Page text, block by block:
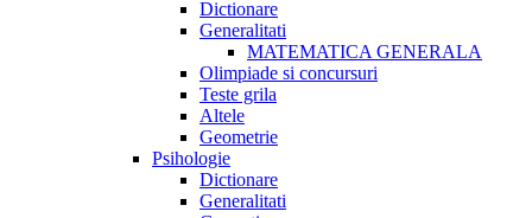
Dictionare
Generalitati
MATEMATICA GENERALA
Olimpiade si concursuri
Teste grila
Altele
Geometrie
Psihologie
Dictionare
Generalitati